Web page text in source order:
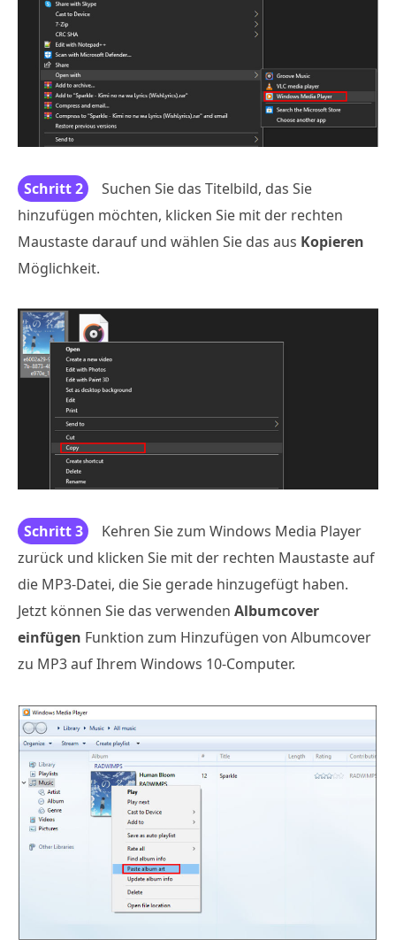
Schritt 2
Suchen Sie das Titelbild, das Sie
hinzufügen möchten, klicken Sie mit der rechten
Maustaste darauf und wählen Sie das aus Kopieren
Möglichkeit.
Schritt 3
Kehren Sie zum Windows Media Player
zurück und klicken Sie mit der rechten Maustaste auf
die MP3-Datei, die Sie gerade hinzugefügt haben.
Jetzt können Sie das verwenden Albumcover
einfügen Funktion zum Hinzufügen von Albumcover
zu MP3 auf Ihrem Windows 10-Computer.